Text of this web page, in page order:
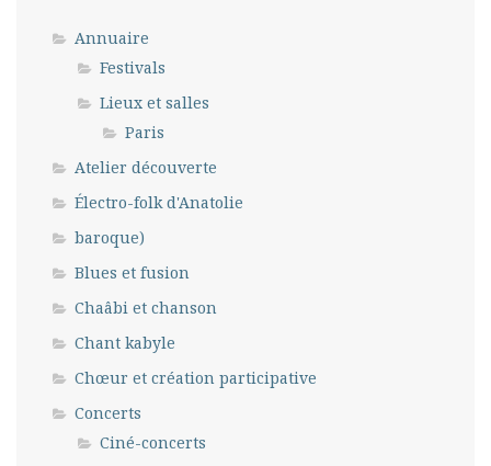
Annuaire
Festivals
Lieux et salles
Paris
Atelier découverte
Électro-folk d'Anatolie
baroque)
Blues et fusion
Chaâbi et chanson
Chant kabyle
Chœur et création participative
Concerts
Ciné-concerts